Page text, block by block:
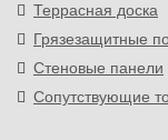
Террасная доска
Грязезащитные
Стеновые панели
Сопутствующие